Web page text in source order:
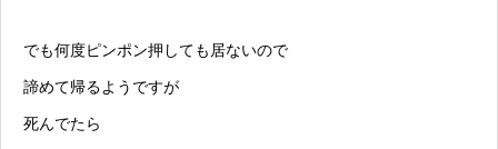
でも何度ピンポン押しても居ないので
諦めて帰るようですが
死んでたら